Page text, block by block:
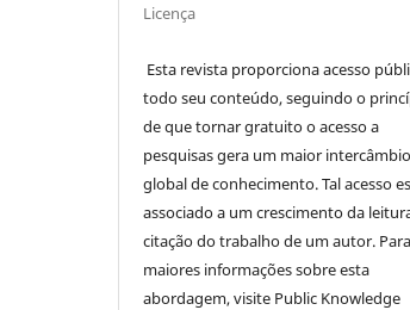
Licença
Esta revista proporciona acesso
todo seu conteúdo, seguindo o
de que tornar gratuito o acesso a
pesquisas gera um maior intercâmbio
global de conhecimento. Tal acesso
associado a um crescimento da
citação do trabalho de um autor. Para
maiores informações sobre esta
abordagem, visite Public Knowledge